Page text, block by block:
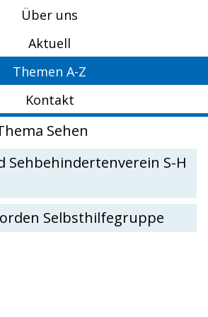
Über uns
Aktuell
Themen A-Z
Kontakt
Sehen
Sehbehindertenverein S-H
Selbsthilfegruppe